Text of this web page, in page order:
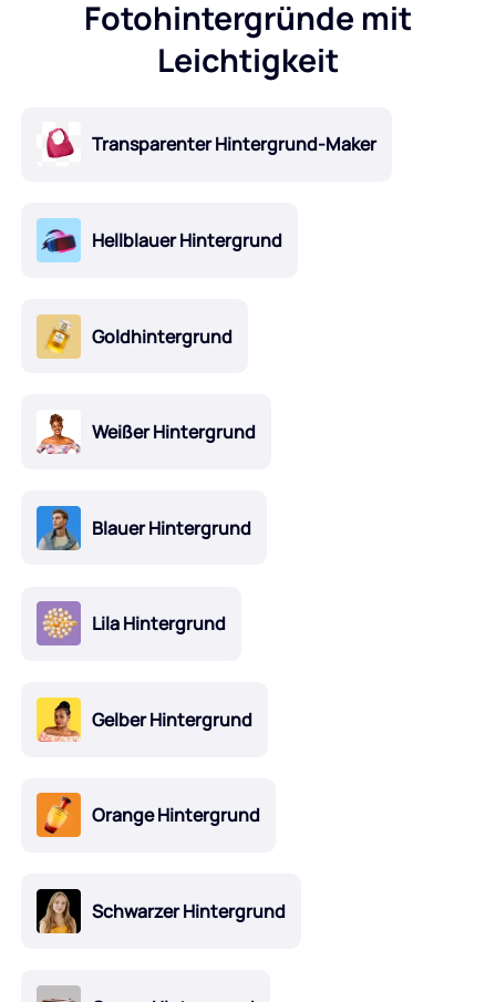
Fotohintergründe mit
Leichtigkeit
Transparenter Hintergrund-Maker
Hellblauer Hintergrund
Goldhintergrund
Weißer Hintergrund
Blauer Hintergrund
Lila Hintergrund
Gelber Hintergrund
Orange Hintergrund
Schwarzer Hintergrund